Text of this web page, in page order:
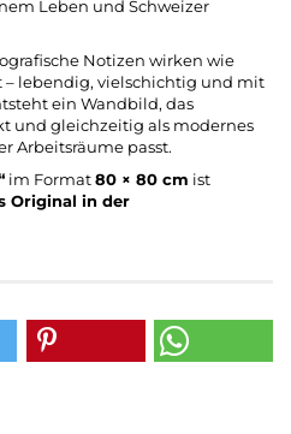
Leben und Schweizer
Notizen wirken wie
– lebendig, vielschichtig und mit
ein Wandbild, das
und gleichzeitig als modernes
Arbeitsräume passt.
im Format80 × 80 cm ist
Original in der